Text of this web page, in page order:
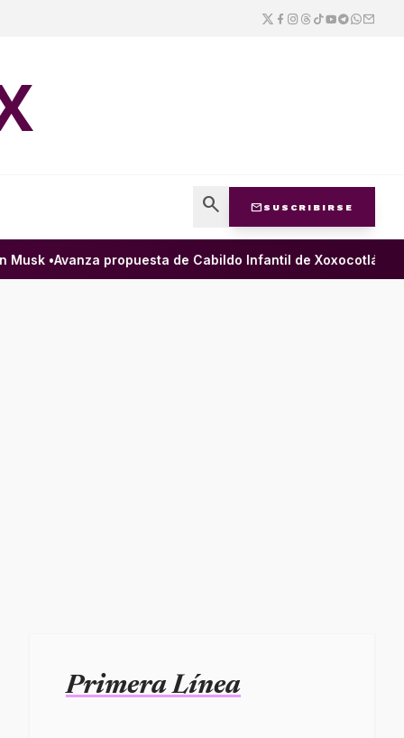
search mail SUSCRIBIRSE
•Avanza propuesta de Cabildo Infantil de Xoxocotlán
Primera Línea